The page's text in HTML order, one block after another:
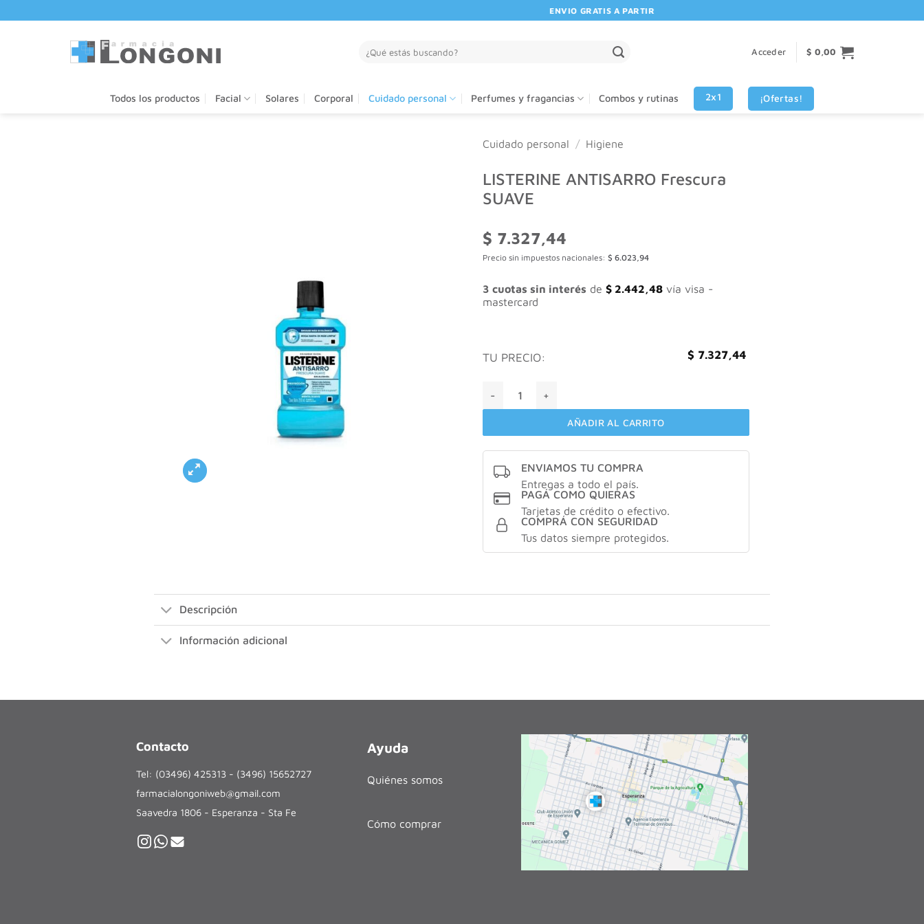
al
ENVIO GRATIS A PARTIR DE $80.000! 🚚 | 💳 3 CUOTAS SIN INTERES VISA - MASTERCARD
por:
Acceder $ 0,00
Todos los productos Facial Solares Corporal Cuidado personal Perfumes y fragancias Combos y rutinas 2x1 ¡Ofertas!
Cuidado personal / Higiene
LISTERINE ANTISARRO Frescura
SUAVE
$ 7.327,44
Precio sin impuestos nacionales: $ 6.023,94
3 cuotas sin interés de $ 2.442,48 vía visa -
mastercard
TU PRECIO: $ 7.327,44
AÑADIR AL CARRITO
ENVIAMOS TU COMPRA
Entregas a todo el país.
PAGÁ COMO QUIERAS
Tarjetas de crédito o efectivo.
COMPRÁ CON SEGURIDAD
Tus datos siempre protegidos.
Descripción
Información adicional
Contacto
Tel: (03496) 425313 - (3496) 15652727
farmacialongoniweb@gmail.com
Saavedra 1806 - Esperanza - Sta Fe
Ayuda
Quiénes somos
Cómo comprar